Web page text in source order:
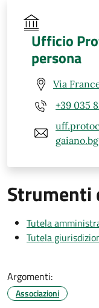
Ufficio
persona
Via
+39 035
Strumenti
Tutela
Tutela
Argomenti:
Associazioni